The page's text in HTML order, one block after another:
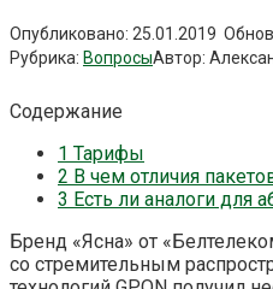
Опубликовано: 25.01.2019
Рубрика: ВопросыАвтор:
Содержание
1 Тарифы
2 В чем отличия
3 Есть ли аналоги для
Бренд «Ясна» от
со стремительным